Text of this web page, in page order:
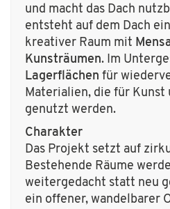
und macht das Dach
entsteht auf dem Dach
kreativer Raum mit
Kunsträumen. Im
Lagerflächen für
Materialien, die für Kunst
genutzt werden.
Charakter
Das Projekt setzt auf
Bestehende Räume
weitergedacht statt neu
ein offener, wandelbarer